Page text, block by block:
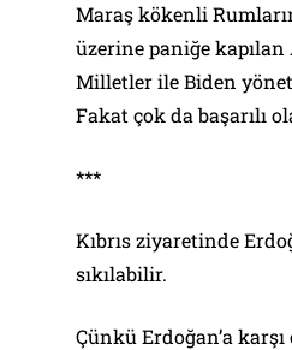
Maraş kökenli
üzerine paniğe
Milletler ile Biden
Fakat çok da başarılı
***
Kıbrıs ziyaretinde
sıkılabilir.
Çünkü Erdoğan’a